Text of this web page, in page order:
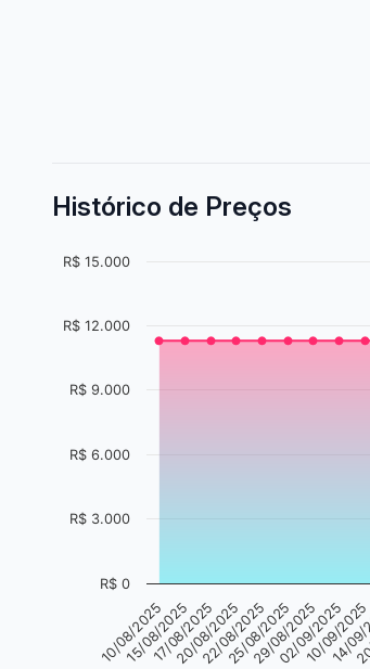
Histórico de Preços
10/08/202517/08/202522/08/202529/08/202510/09/2025
15/08/202520/08/202525/08/202502/09/2025
14/
R$ 0
R$ 3.000
R$ 6.000
R$ 9.000
R$ 12.000
R$ 15.000